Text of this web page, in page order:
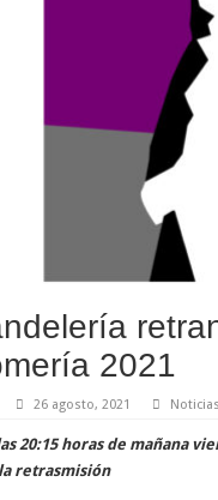
2021
26 agosto, 2021
20:15 horas de mañana
retrasmisión